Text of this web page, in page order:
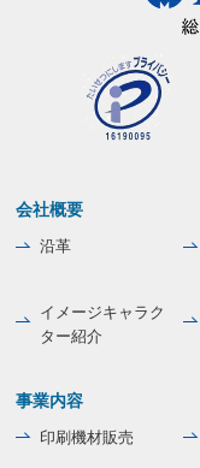
会社概要
沿革
イメージキャラク
ター紹介
事業内容
印刷機材販売